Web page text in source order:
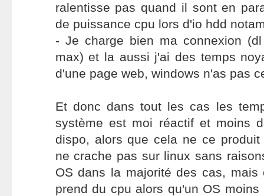
ralentisse pas quand il sont en
de puissance cpu lors d'io hdd
- Je charge bien ma connexion
max) et la aussi j'ai des temps
d'une page web, windows n'as pas
Et donc dans tout les cas les
système est moi réactif et moins
dispo, alors que cela ne ce
ne crache pas sur linux sans
OS dans la majorité des cas, mais
prend du cpu alors qu'un OS